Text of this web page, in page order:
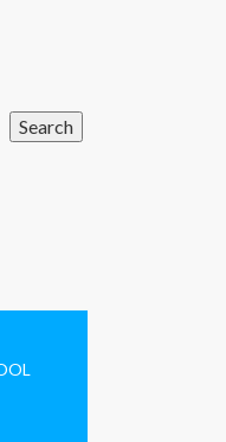
Search